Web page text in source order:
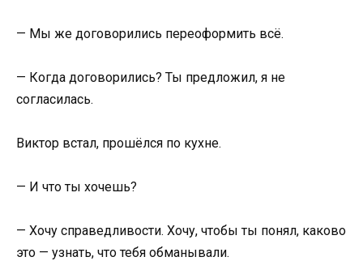
— Мы же договорились переоформить всё.
— Когда договорились? Ты предложил, я не
согласилась.
Виктор встал, прошёлся по кухне.
— И что ты хочешь?
— Хочу справедливости. Хочу, чтобы ты понял, каково
это — узнать, что тебя обманывали.